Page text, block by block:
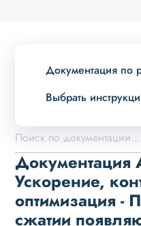
Документация по
Выбрать
Описание курса
Возможности
Установка решения
Настройка
Проблемы и
Ускорение,
оптимизация -
сжатии